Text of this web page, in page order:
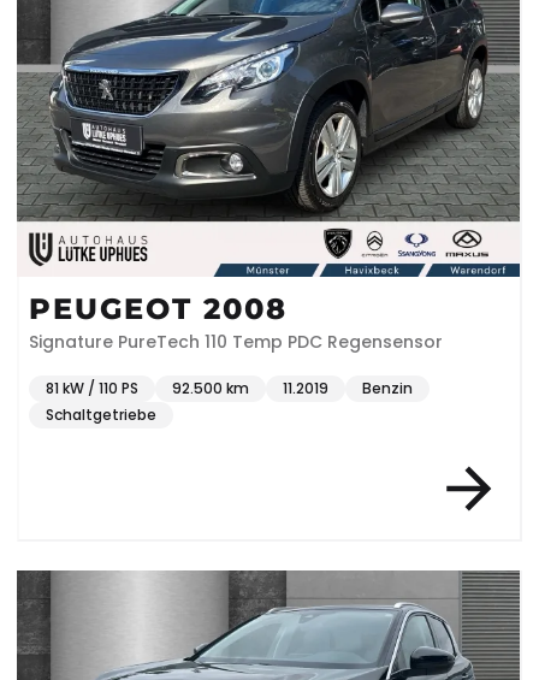
PEUGEOT 2008
Signature PureTech 110 Temp PDC Regensensor
81 kW / 110 PS 92.500 km 11.2019
Benzin
Schaltgetriebe